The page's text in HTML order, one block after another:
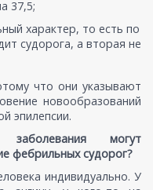
37,5;
характер, то есть по
судорога, а вторая не
что они указывают
новообразований
эпилепсии.
могут
фебрильных судорог?
индивидуально. У